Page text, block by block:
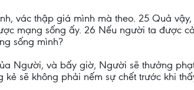
vác thập giá mình mà theo. 25 Quả vậy,
mạng sống ấy. 26 Nếu người ta được
sống mình?
Người, và bấy giờ, Người sẽ thưởng
sẽ không phải nếm sự chết trước khi